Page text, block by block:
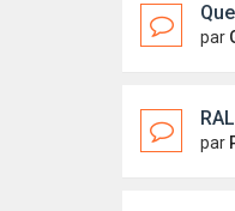
par
par